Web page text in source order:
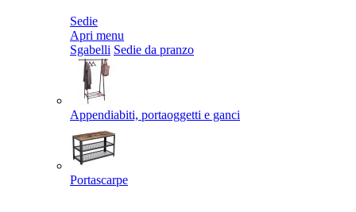
Sedie
Apri menu
Sgabelli Sedie da pranzo
Appendiabiti, portaoggetti e ganci
Portascarpe